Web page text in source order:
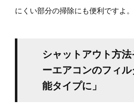
にくい部分の掃除にも便利ですよ。
シャットアウト方法
ーエアコンのフィ
能タイプに」